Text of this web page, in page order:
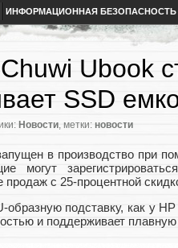
ИНФОРМАЦИОННАЯ БЕЗОПАСНОСТЬ
Ubook
SSD
Новости, метки: новости
в производство при
могут
продаж с 25-процентной
образную подставку, как у
и поддерживает плавную